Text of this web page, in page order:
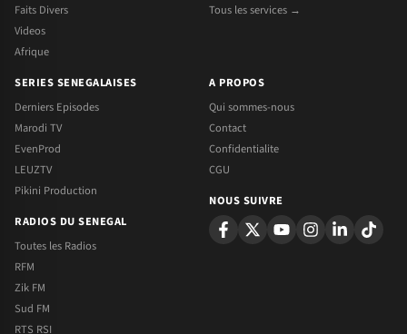
Faits Divers
Videos
Afrique
Tous les services →
SERIES SENEGALAISES
Derniers Episodes
Marodi TV
EvenProd
LEUZTV
Pikini Production
RADIOS DU SENEGAL
Toutes les Radios
RFM
Zik FM
Sud FM
RTS RSI
A PROPOS
Qui sommes-nous
Contact
Confidentialite
CGU
NOUS SUIVRE